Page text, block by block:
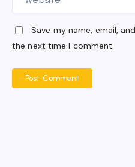
Save my name, email,
the next time I comment.
Post Comment